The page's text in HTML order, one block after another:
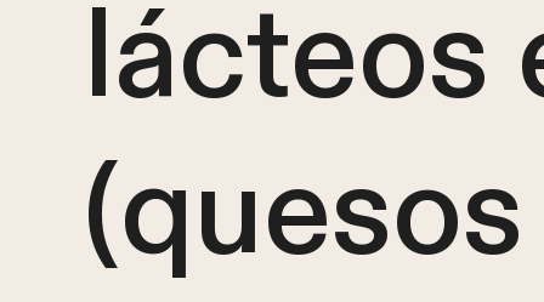
lácteos
(quesos